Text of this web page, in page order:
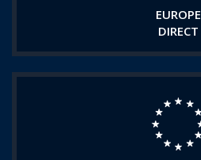
EUROPE
DIRECT